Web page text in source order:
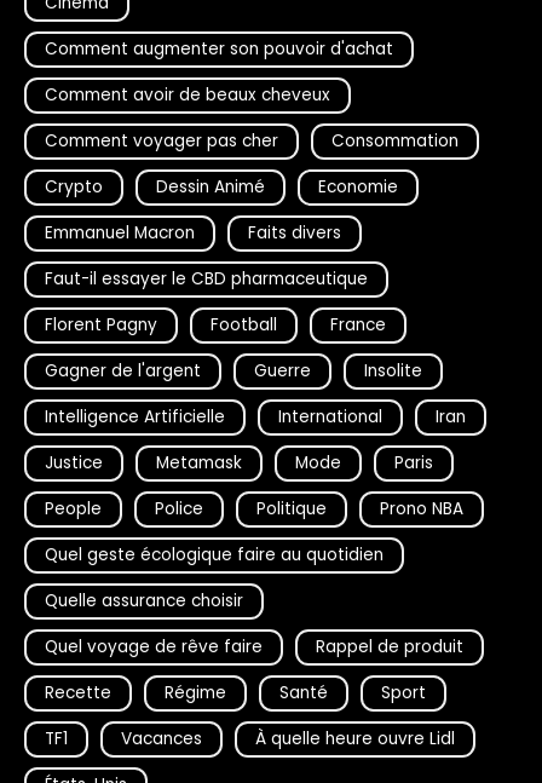
Comment augmenter son pouvoir d'achat
Comment avoir de beaux cheveux
Comment voyager pas cher
Consommation
Crypto
Dessin Animé
Economie
Emmanuel Macron
Faits divers
Faut-il essayer le CBD pharmaceutique
Florent Pagny
Football
France
Gagner de l'argent
Guerre
Insolite
Intelligence Artificielle
International
Iran
Justice
Metamask Mode
Paris
People
Police Politique
Prono NBA
Quel geste écologique faire au quotidien
Quelle assurance choisir
Quel voyage de rêve faire
Rappel de produit
Recette
Régime Santé
Sport
TF1
Vacances
À quelle heure ouvre Lidl